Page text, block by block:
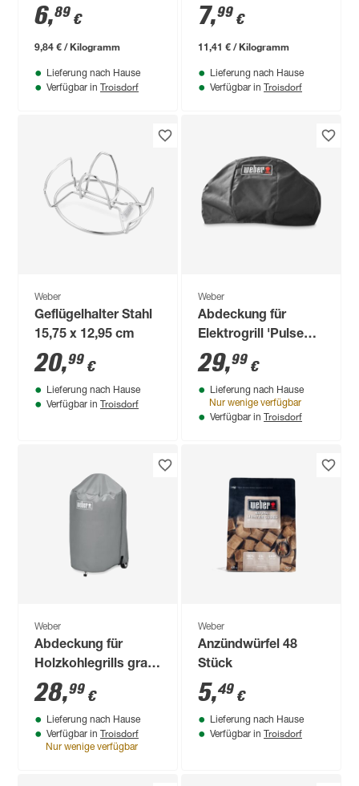
6,89 €
9,84 € / Kilogramm
Lieferung nach Hause
Verfügbar in Troisdorf
Pils 700 g
7,99 €
11,41 € / Kilogramm
Lieferung nach Hause
Verfügbar in Troisdorf
Weber
Geflügelhalter Stahl
15,75 x 12,95 cm
20,99 €
Lieferung nach Hause
Verfügbar in Troisdorf
Weber
Abdeckung für
Elektrogrill 'Pulse
1000' schwarz 52,83
x 35,94 x 63,02 cm
29,99 €
Lieferung nach Hause
Nur wenige verfügbar
Verfügbar in Troisdorf
Weber
Abdeckung für
Holzkohlegrills grau
Ø 47 cm
28,99 €
Lieferung nach Hause
Verfügbar in Troisdorf
Nur wenige verfügbar
Weber
Anzündwürfel 48
Stück
5,49 €
Lieferung nach Hause
Verfügbar in Troisdorf